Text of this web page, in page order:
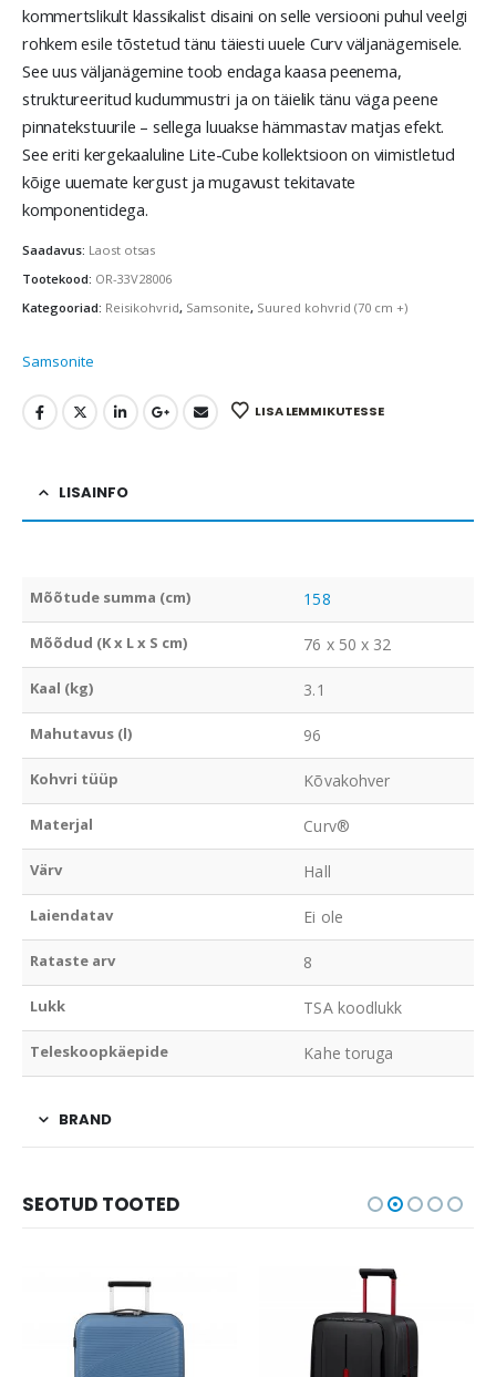
kommertslikult klassikalist disaini on selle versiooni puhul veelgi
rohkem esile tõstetud tänu täiesti uuele Curv väljanägemisele.
See uus väljanägemine toob endaga kaasa peenema,
struktureeritud kudummustri ja on täielik tänu väga peene
pinnatekstuurile – sellega luuakse hämmastav matjas efekt.
See eriti kergekaaluline Lite-Cube kollektsioon on viimistletud
kõige uuemate kergust ja mugavust tekitavate
komponentidega.
Saadavus: Laost otsas
Tootekood: OR-33V28006
Kategooriad: Reisikohvrid, Samsonite, Suured kohvrid (70 cm +)
Samsonite
LISA LEMMIKUTESSE
LISAINFO
Mõõtude summa (cm) 158
Mõõdud (K x L x S cm) 76 x 50 x 32
Kaal (kg) 3.1
Mahutavus (l) 96
Kohvri tüüp Kõvakohver
Materjal Curv®
Värv Hall
Laiendatav Ei ole
Rataste arv 8
Lukk TSA koodlukk
Teleskoopkäepide Kahe toruga
BRAND
SEOTUD TOOTED